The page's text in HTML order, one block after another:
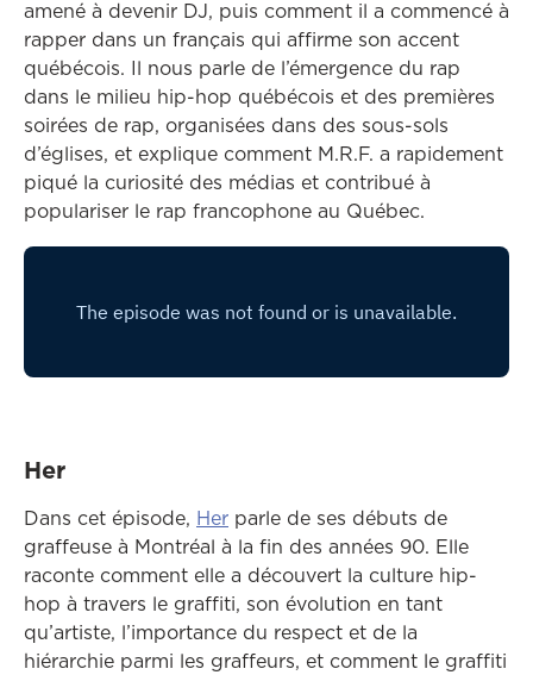
amené à devenir DJ, puis comment il a commencé à
rapper dans un français qui affirme son accent
québécois. Il nous parle de l’émergence du rap
dans le milieu hip-hop québécois et des premières
soirées de rap, organisées dans des sous-sols
d’églises, et explique comment M.R.F. a rapidement
piqué la curiosité des médias et contribué à
populariser le rap francophone au Québec.
Her
Dans cet épisode, HerCe lien ouvrira dans une autre
parle de ses débuts de
graffeuse à Montréal à la fin des années 90. Elle
raconte comment elle a découvert la culture hip-
hop à travers le graffiti, son évolution en tant
qu’artiste, l’importance du respect et de la
hiérarchie parmi les graffeurs, et comment le graffiti